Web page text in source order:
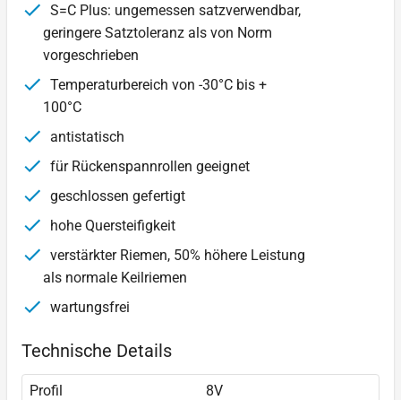
S=C Plus: ungemessen satzverwendbar,
geringere Satztoleranz als von Norm
vorgeschrieben
Temperaturbereich von -30°C bis +
100°C
antistatisch
für Rückenspannrollen geeignet
geschlossen gefertigt
hohe Quersteifigkeit
verstärkter Riemen, 50% höhere Leistung
als normale Keilriemen
wartungsfrei
Technische Details
Profil
8V